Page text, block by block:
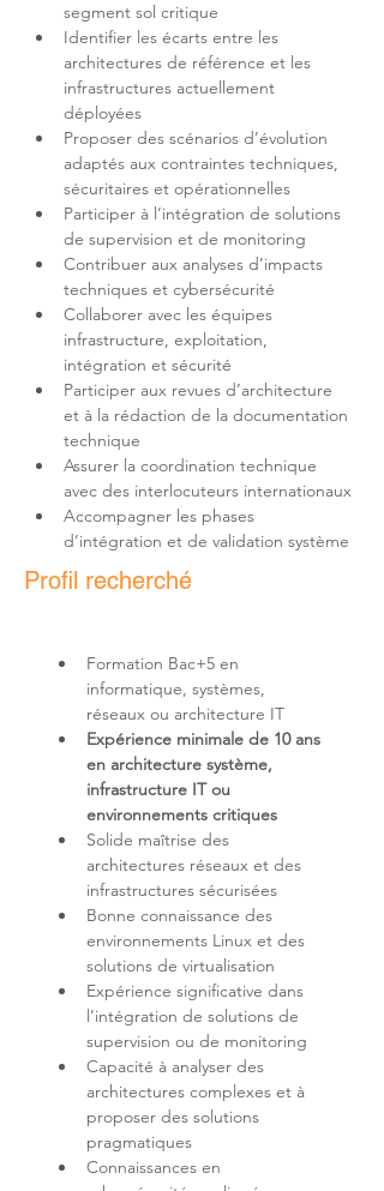
Identifier les écarts entre les
architectures de référence et les
infrastructures actuellement
Proposer des scénarios d’évolution
adaptés aux contraintes techniques,
Participer à l’intégration de solutions
Contribuer aux analyses d’impacts
Collaborer avec les équipes
infrastructure, exploitation,
Participer aux revues d’architecture
et à la rédaction de la documentation
Assurer la coordination technique
Accompagner les phases
d’intégration et de validation système
Profil recherché
Formation Bac+5 en
informatique, systèmes,
Expérience minimale de 10 ans
en architecture système,
infrastructure IT ou
environnements critiques
Solide maîtrise des
architectures réseaux et des
Bonne connaissance des
environnements Linux et des
Expérience significative dans
l’intégration de solutions de
Capacité à analyser des
architectures complexes et à
proposer des solutions
Connaissances en